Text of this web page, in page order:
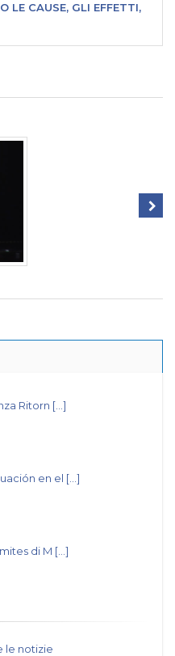
LE CAUSE, GLI EFFETTI,
Ritorn [...]
en el [...]
di M [...]
le notizie